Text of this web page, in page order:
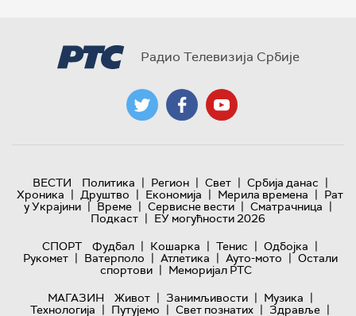
Радио Телевизија Србије
ВЕСТИ Политика | Регион | Свет | Србија данас |
Хроника | Друштво | Економија | Мерила времена | Рат
у Украјини | Време | Сервисне вести | Сматрачница |
Подкаст | ЕУ могућности 2026
СПОРТ
Фудбал | Кошарка | Тенис | Одбојка |
Рукомет | Ватерполо | Атлетика | Ауто-мото | Остали
спортови | Меморијал РТС
МАГАЗИН
Живот | Занимљивости | Музика |
Технологијa | Путујемо | Свет познатих | Здравље |